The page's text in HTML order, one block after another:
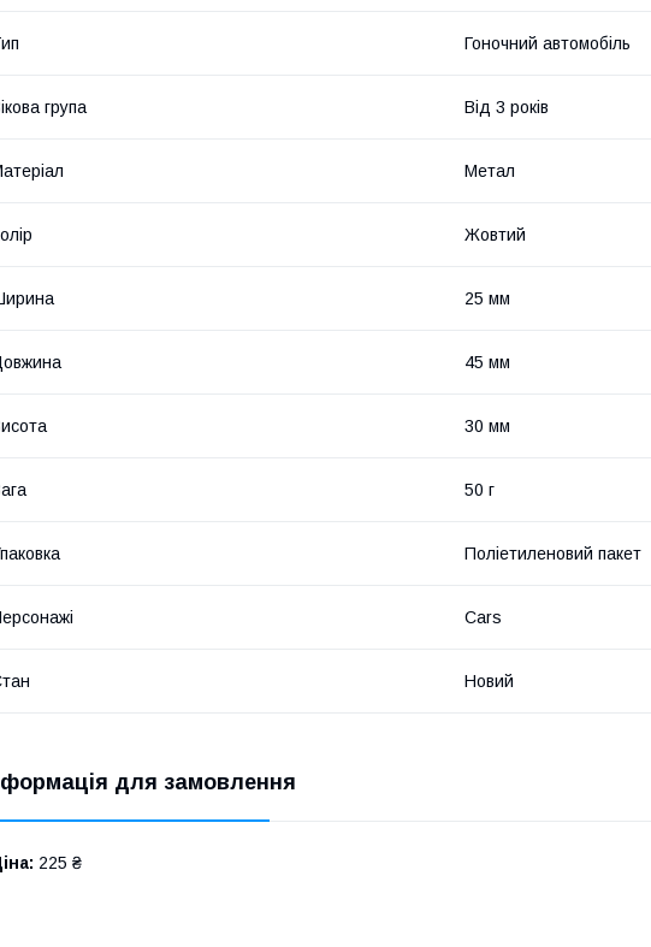
Гоночний автомобіль
група Від 3 років
Метал
Жовтий
25 мм
45 мм
30 мм
50 г
Поліетиленовий пакет
Cars
Новий
для замовлення
225 ₴